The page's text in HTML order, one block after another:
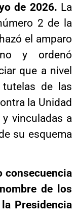
de 2026. La
2 de la
el amparo
y ordenó
que a nivel
de las
la Unidad
vinculadas a
su esquema
consecuencia
de los
Presidencia